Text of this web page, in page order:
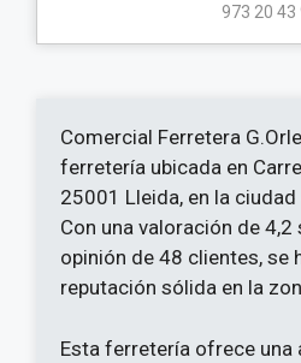
973 20 43
Comercial Ferretera
ferretería ubicada en
25001 Lleida, en la
Con una valoración de 4,2
opinión de 48 clientes, se
reputación sólida en la
Esta ferretería ofrece una